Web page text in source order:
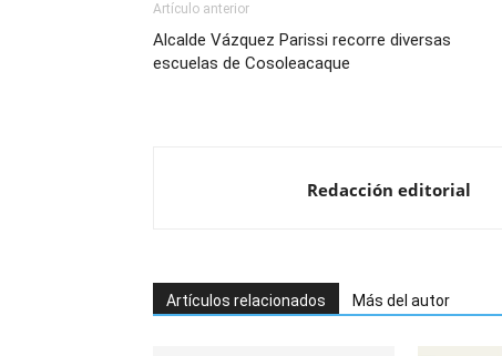
Artículo anterior
Alcalde Vázquez Parissi recorre diversas
escuelas de Cosoleacaque
Redacción editorial
Artículos relacionados Más del autor